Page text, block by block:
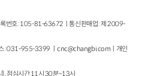
록번호 : 105-81-63672ㅣ통신판매업 : 제 2009-
: 031-955-3399 ㅣcnc@changbi.com ㅣ개인
점심시간 11시 30분~13시